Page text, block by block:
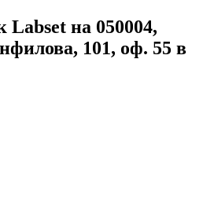
Labset на 050004,
101, оф. 55 в